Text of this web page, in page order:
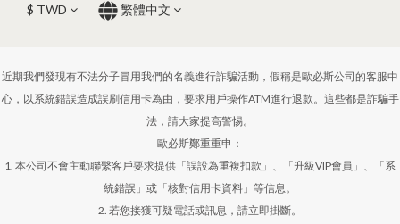
$ TWD 繁體中文
近期我們發現有不法分子冒用我們的名義進行詐騙活動，假稱是歐必斯公司的客服中
心，以系統錯誤造成誤刷信用卡為由，要求用戶操作ATM進行退款。這些都是詐騙手
法，請大家提高警惕。
歐必斯鄭重重申：
1. 本公司不會主動聯繫客戶要求提供「誤設為重複扣款」、「升級VIP會員」、「系
統錯誤」或「核對信用卡資料」等信息。
2. 若您接獲可疑電話或訊息，請立即掛斷。